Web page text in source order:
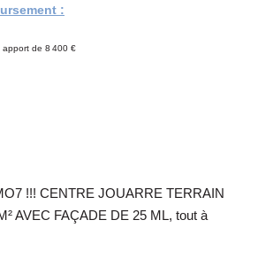
:
de 8 400 €
!!! CENTRE JOUARRE TERRAIN
AVEC FAÇADE DE 25 ML, tout à